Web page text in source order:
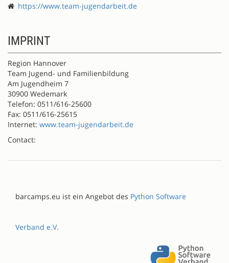
https://www.team-jugendarbeit.de
IMPRINT
Region Hannover
Team Jugend- und Familienbildung
Am Jugendheim 7
30900 Wedemark
Telefon: 0511/616-25600
Fax: 0511/616-25615
Internet: www.team-jugendarbeit.de
Contact:
barcamps.eu ist ein Angebot des Python Software
Verband e.V.